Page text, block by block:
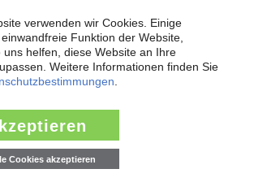
Pioniere der Kunststoffindustrie
bereits seit 1996 die Fach-
der Branche mit täglichen